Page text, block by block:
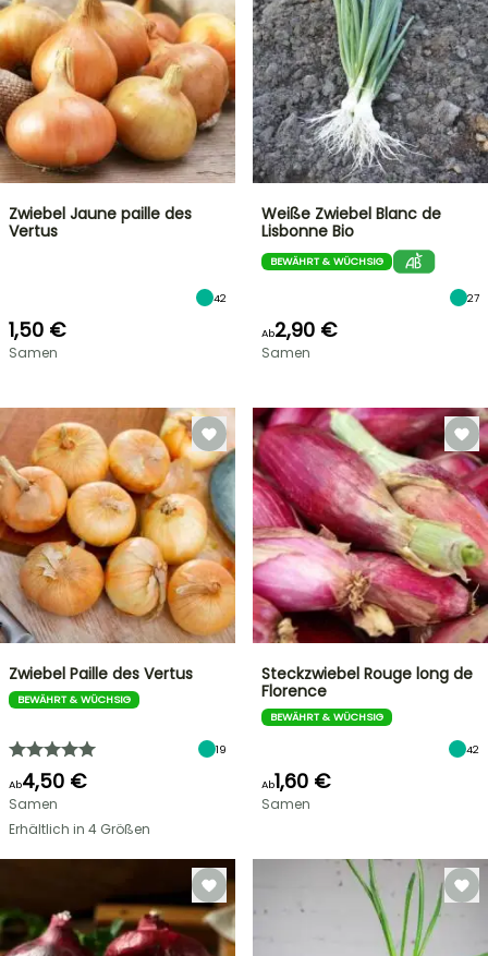
Zwiebel Jaune paille des
Vertus
42
1,50 €
Samen
Weiße Zwiebel Blanc de
Lisbonne Bio
BEWÄHRT & WÜCHSIG
27
Ab2,90 €
Samen
Zwiebel Paille des Vertus
BEWÄHRT & WÜCHSIG
19
Ab4,50 €
Samen
Erhältlich in 4 Größen
Steckzwiebel Rouge long de
Florence
BEWÄHRT & WÜCHSIG
42
Ab1,60 €
Samen